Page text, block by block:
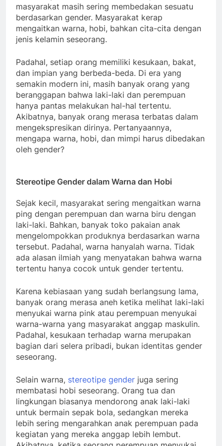
masyarakat masih sering membedakan sesuatu
berdasarkan gender. Masyarakat kerap
mengaitkan warna, hobi, bahkan cita-cita dengan
jenis kelamin seseorang.
Padahal, setiap orang memiliki kesukaan, bakat,
dan impian yang berbeda-beda. Di era yang
semakin modern ini, masih banyak orang yang
beranggapan bahwa laki-laki dan perempuan
hanya pantas melakukan hal-hal tertentu.
Akibatnya, banyak orang merasa terbatas dalam
mengekspresikan dirinya. Pertanyaannya,
mengapa warna, hobi, dan mimpi harus dibedakan
oleh gender?
Stereotipe Gender dalam Warna dan Hobi
Sejak kecil, masyarakat sering mengaitkan warna
ping dengan perempuan dan warna biru dengan
laki-laki. Bahkan, banyak toko pakaian anak
mengelompokkan produknya berdasarkan warna
tersebut. Padahal, warna hanyalah warna. Tidak
ada alasan ilmiah yang menyatakan bahwa warna
tertentu hanya cocok untuk gender tertentu.
Karena kebiasaan yang sudah berlangsung lama,
banyak orang merasa aneh ketika melihat laki-laki
menyukai warna pink atau perempuan menyukai
warna-warna yang masyarakat anggap maskulin.
Padahal, kesukaan terhadap warna merupakan
bagian dari selera pribadi, bukan identitas gender
seseorang.
Selain warna, stereotipe gender juga sering
membatasi hobi seseorang. Orang tua dan
lingkungan biasanya mendorong anak laki-laki
untuk bermain sepak bola, sedangkan mereka
lebih sering mengarahkan anak perempuan pada
kegiatan yang mereka anggap lebih lembut.